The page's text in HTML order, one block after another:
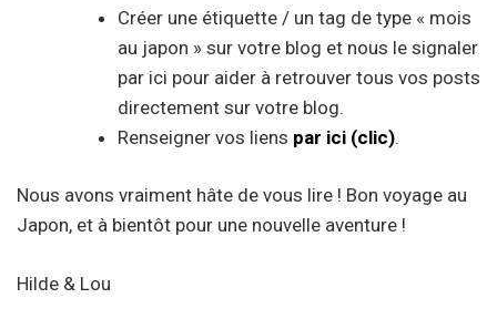
Créer une étiquette / un tag de type « mois
au japon » sur votre blog et nous le signaler
par ici pour aider à retrouver tous vos posts
directement sur votre blog.
Renseigner vos liens par ici (clic).
Nous avons vraiment hâte de vous lire ! Bon voyage au
Japon, et à bientôt pour une nouvelle aventure !
Hilde & Lou